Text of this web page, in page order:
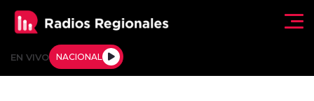
EN VIVO NACIONAL